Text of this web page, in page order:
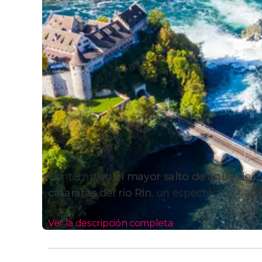
Contempladel mayor salto de agua de
cataratas del río Rin, un espectáculo
Ver la descripción completa